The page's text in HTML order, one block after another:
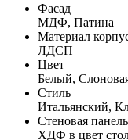
Фасад
МДФ, Патина
Материал
ЛДСП
Цвет
Белый,
Стиль
Итальянский,
Стеновая панель
ХДФ в цвет